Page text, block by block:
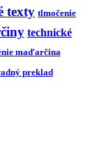
texty tlmočenie
technické
maďarčina
preklad